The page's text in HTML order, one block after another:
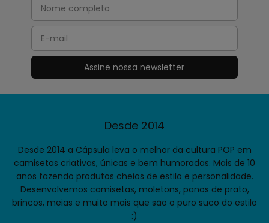
Desde 2014
Desde 2014 a Cápsula leva o melhor da cultura POP em
camisetas criativas, únicas e bem humoradas. Mais de 10
anos fazendo produtos cheios de estilo e personalidade.
Desenvolvemos camisetas, moletons, panos de prato,
brincos, meias e muito mais que são o puro suco do estilo
:)